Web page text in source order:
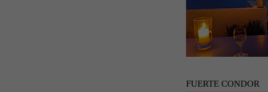
FUERTE CONDOR